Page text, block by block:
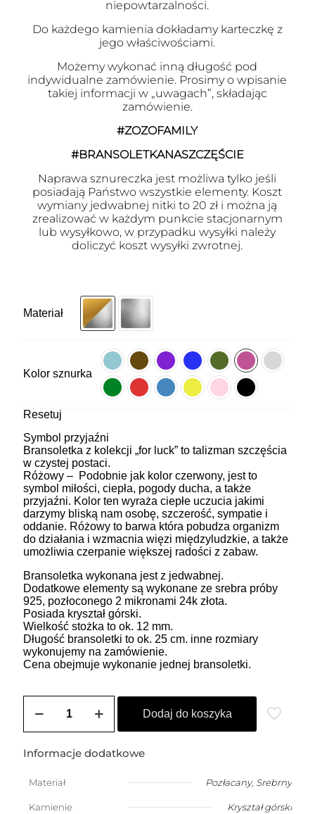
niepowtarzalności.
Do każdego kamienia dokładamy karteczkę z
jego właściwościami.
Możemy wykonać inną długość pod
indywidualne zamówienie. Prosimy o wpisanie
takiej informacji w „uwagach”, składając
zamówienie.
#ZOZOFAMILY
#BRANSOLETKANASZCZĘŚCIE
Naprawa sznureczka jest możliwa tylko jeśli
posiadają Państwo wszystkie elementy. Koszt
wymiany jedwabnej nitki to 20 zł i można ją
zrealizować w każdym punkcie stacjonarnym
lub wysyłkowo, w przypadku wysyłki należy
doliczyć koszt wysyłki zwrotnej.
Materiał
Kolor sznurka
Resetuj
Symbol przyjaźni
Bransoletka z kolekcji „for luck” to talizman szczęścia
w czystej postaci.
Różowy – Podobnie jak kolor czerwony, jest to
symbol miłości, ciepła, pogody ducha, a także
przyjaźni. Kolor ten wyraża ciepłe uczucia jakimi
darzymy bliską nam osobę, szczerość, sympatie i
oddanie. Różowy to barwa która pobudza organizm
do działania i wzmacnia więzi międzyludzkie, a także
umożliwia czerpanie większej radości z zabaw.
Bransoletka wykonana jest z jedwabnej.
Dodatkowe elementy są wykonane ze srebra próby
925, pozłoconego 2 mikronami 24k złota.
Posiada kryształ górski.
Wielkość stożka to ok. 12 mm.
Długość bransoletki to ok. 25 cm. inne rozmiary
wykonujemy na zamówienie.
Cena obejmuje wykonanie jednej bransoletki.
Bransoletka
szczęście
kryształem
górskim
w
Dodaj do koszyka
Informacje dodatkowe
Materiał Pozłacany, Srebrny
Kamienie Kryształ górski